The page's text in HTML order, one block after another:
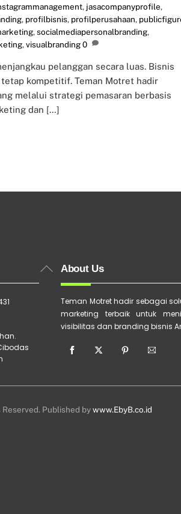
, jasacompanyprofile,
, profilbisnis, profilperusahaan,
,socialmediapersonalbranding,
,visualbranding0
pelanggan secara luas. Bisnis
kompetitif. Teman Motret hadir
melalui strategi pemasaran berbasis
dan […]
BackAbout Us
Teman Motret hadir sebagai
marketing terbaik untuk
visibilitas dan branding bisnis
Published bywww.EbyB.co.id